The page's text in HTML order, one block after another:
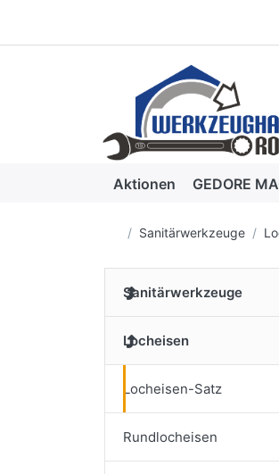
Aktionen GEDORE
Startseite
Sanitärwerkzeuge
Sanitärwerkzeuge
Locheisen
Locheisen-Satz
Rundlocheisen